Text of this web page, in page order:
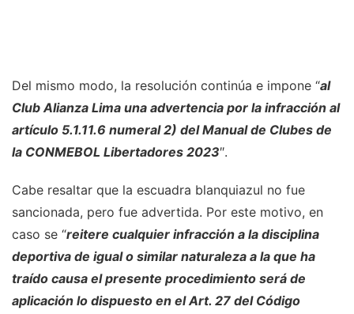
Del mismo modo, la resolución continúa e impone “al
Club Alianza Lima una advertencia por la infracción al
artículo 5.1.11.6 numeral 2) del Manual de Clubes de
la CONMEBOL Libertadores 2023″.
Cabe resaltar que la escuadra blanquiazul no fue
sancionada, pero fue advertida. Por este motivo, en
caso se “reitere cualquier infracción a la disciplina
deportiva de igual o similar naturaleza a la que ha
traído causa el presente procedimiento será de
aplicación lo dispuesto en el Art. 27 del Código